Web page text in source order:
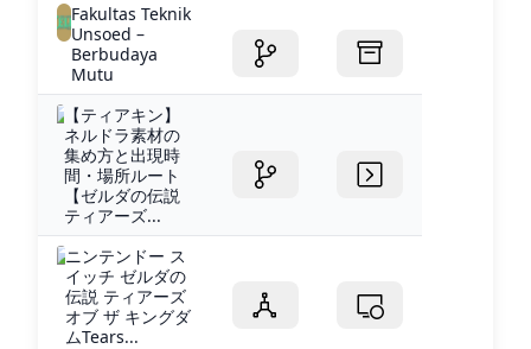
Fakultas Teknik
Unsoed –
Berbudaya
Mutu
【ティアキン】
ネルドラ素材の
集め方と出現時
間・場所ルート
【ゼルダの伝説
ティアーズ...
ニンテンドー ス
イッチ ゼルダの
伝説 ティアーズ
オブ ザ キングダ
ムTears...